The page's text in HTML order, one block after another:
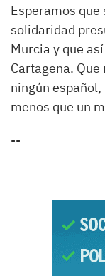
Esperamos
solidaridad
Murcia y que
Cartagena.
ningún
menos que un
--